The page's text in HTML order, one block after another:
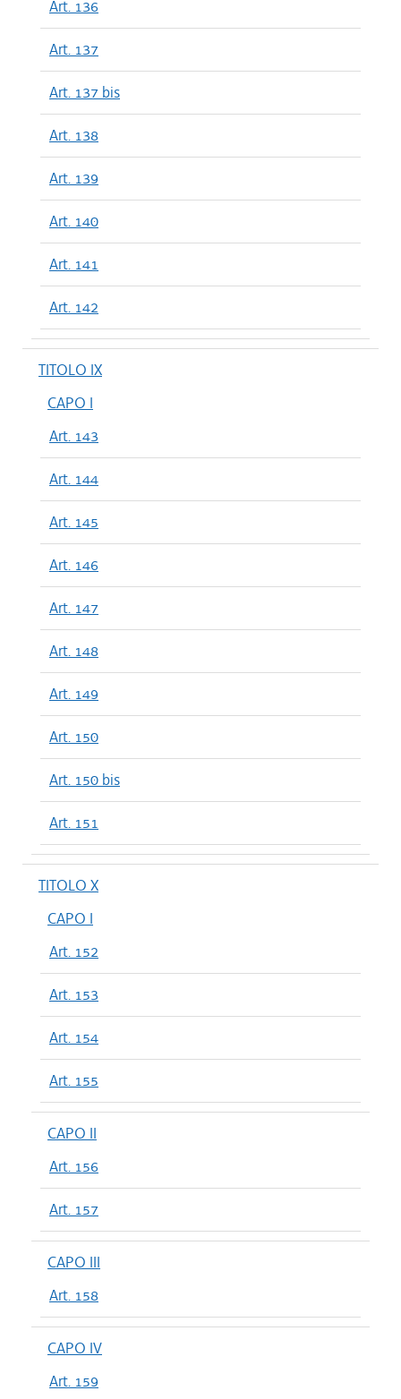
Art. 136
Art. 137
Art. 137 bis
Art. 138
Art. 139
Art. 140
Art. 141
Art. 142
TITOLO IX
CAPO I
Art. 143
Art. 144
Art. 145
Art. 146
Art. 147
Art. 148
Art. 149
Art. 150
Art. 150 bis
Art. 151
TITOLO X
CAPO I
Art. 152
Art. 153
Art. 154
Art. 155
CAPO II
Art. 156
Art. 157
CAPO III
Art. 158
CAPO IV
Art. 159